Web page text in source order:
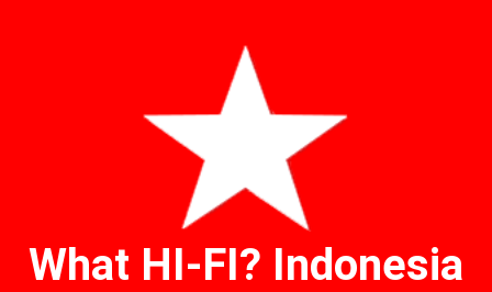
What HI-FI? Indonesia